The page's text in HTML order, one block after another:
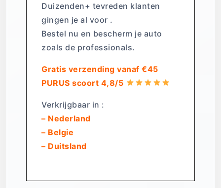
Duizenden+ tevreden klanten
gingen je al voor .
Bestel nu en bescherm je auto
zoals de professionals.
Gratis verzending vanaf €45
PURUS scoort 4,8/5
Verkrijgbaar in :
– Nederland
– Belgie
– Duitsland